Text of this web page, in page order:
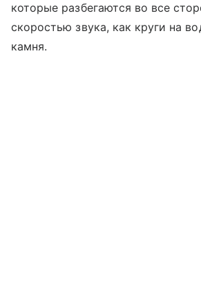
которые разбегаются во все
скоростью звука, как круги на
камня.